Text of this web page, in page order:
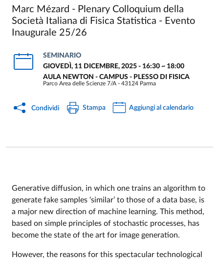
Marc Mézard - Plenary Colloquium della
Società Italiana di Fisica Statistica - Evento
Inaugurale 25/26
SEMINARIO
GIOVEDÌ, 11 DICEMBRE, 2025 - 16:30 ~ 18:00
AULA NEWTON - CAMPUS - PLESSO DI FISICA
Parco Area delle Scienze 7/A - 43124 Parma
Condividi Stampa Aggiungi al calendario
Event description
Generative diffusion, in which one trains an algorithm to
generate fake samples ‘similar’ to those of a data base, is
a major new direction of machine learning. This method,
based on simple principles of stochastic processes, has
become the state of the art for image generation.
However, the reasons for this spectacular technological